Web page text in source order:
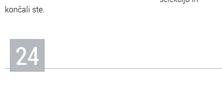
končali ste.
24